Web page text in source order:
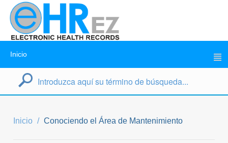
Inicio
Inicio Conociendo el Área de Mantenimiento